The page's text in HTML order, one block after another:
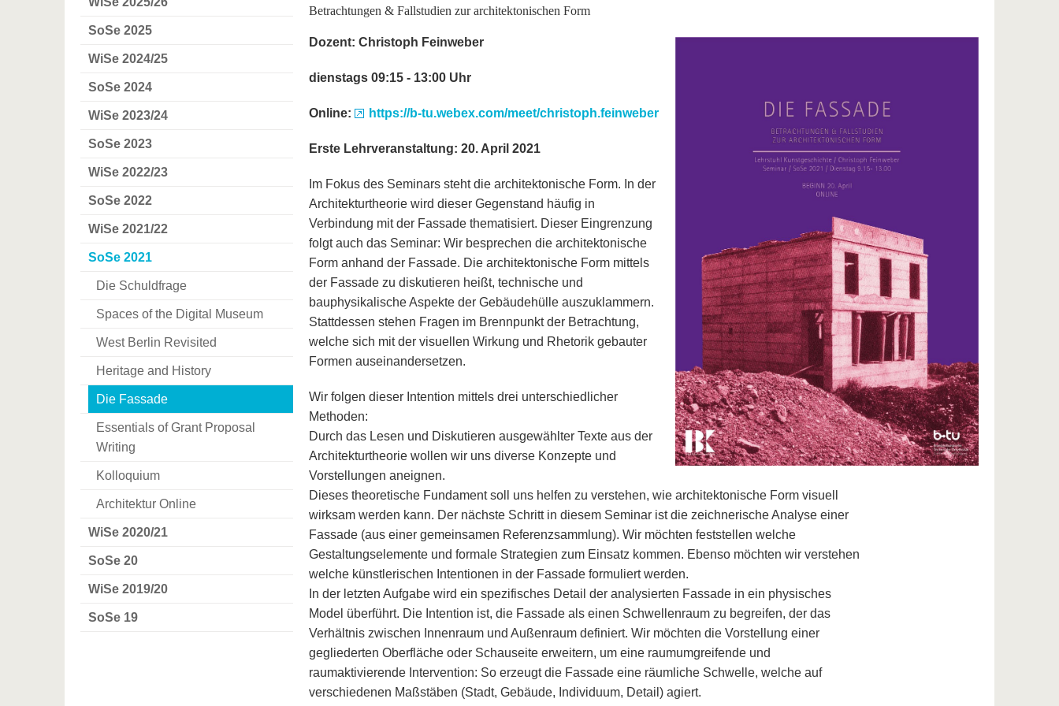
SoSe 2025
WiSe 2024/25
SoSe 2024
WiSe 2023/24
SoSe 2023
WiSe 2022/23
SoSe 2022
WiSe 2021/22
SoSe 2021
Die Schuldfrage
Spaces of the Digital Museum
West Berlin Revisited
Heritage and History
Die Fassade
Essentials of Grant Proposal
Writing
Kolloquium
Architektur Online
WiSe 2020/21
SoSe 20
WiSe 2019/20
SoSe 19
Betrachtungen & Fallstudien zur architektonischen Form
Dozent: Christoph Feinweber
dienstags 09:15 - 13:00 Uhr
Online: https://b-tu.webex.com/meet/christoph.feinweber
Erste Lehrveranstaltung: 20. April 2021
Im Fokus des Seminars steht die architektonische Form. In der
Architekturtheorie wird dieser Gegenstand häufig in
Verbindung mit der Fassade thematisiert. Dieser Eingrenzung
folgt auch das Seminar: Wir besprechen die architektonische
Form anhand der Fassade. Die architektonische Form mittels
der Fassade zu diskutieren heißt, technische und
bauphysikalische Aspekte der Gebäudehülle auszuklammern.
Stattdessen stehen Fragen im Brennpunkt der Betrachtung,
welche sich mit der visuellen Wirkung und Rhetorik gebauter
Formen auseinandersetzen.
Wir folgen dieser Intention mittels drei unterschiedlicher
Methoden:
Durch das Lesen und Diskutieren ausgewählter Texte aus der
Architekturtheorie wollen wir uns diverse Konzepte und
Vorstellungen aneignen.
Dieses theoretische Fundament soll uns helfen zu verstehen, wie architektonische Form visuell
wirksam werden kann. Der nächste Schritt in diesem Seminar ist die zeichnerische Analyse einer
Fassade (aus einer gemeinsamen Referenzsammlung). Wir möchten feststellen welche
Gestaltungselemente und formale Strategien zum Einsatz kommen. Ebenso möchten wir verstehen
welche künstlerischen Intentionen in der Fassade formuliert werden.
In der letzten Aufgabe wird ein spezifisches Detail der analysierten Fassade in ein physisches
Model überführt. Die Intention ist, die Fassade als einen Schwellenraum zu begreifen, der das
Verhältnis zwischen Innenraum und Außenraum definiert. Wir möchten die Vorstellung einer
gegliederten Oberfläche oder Schauseite erweitern, um eine raumumgreifende und
raumaktivierende Intervention: So erzeugt die Fassade eine räumliche Schwelle, welche auf
verschiedenen Maßstäben (Stadt, Gebäude, Individuum, Detail) agiert.